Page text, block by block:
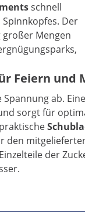
schnell
Der
Mengen
Feiern und
Spannung ab. Eine
sorgt für
den
der